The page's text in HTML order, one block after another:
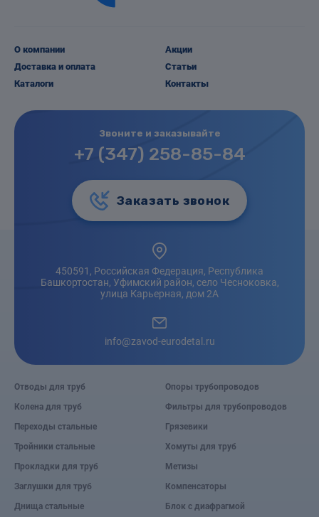
О компании
Доставка и оплата
Каталоги
Акции
Статьи
Контакты
Звоните и заказывайте
+7 (347) 258-85-84
Заказать звонок
450591, Российская Федерация, Республика
Башкортостан, Уфимский район, село Чесноковка,
улица Карьерная, дом 2А
info@zavod-eurodetal.ru
Отводы для труб
Колена для труб
Переходы стальные
Тройники стальные
Прокладки для труб
Заглушки для труб
Днища стальные
Опоры трубопроводов
Фильтры для трубопроводов
Грязевики
Хомуты для труб
Метизы
Компенсаторы
Блок с диафрагмой